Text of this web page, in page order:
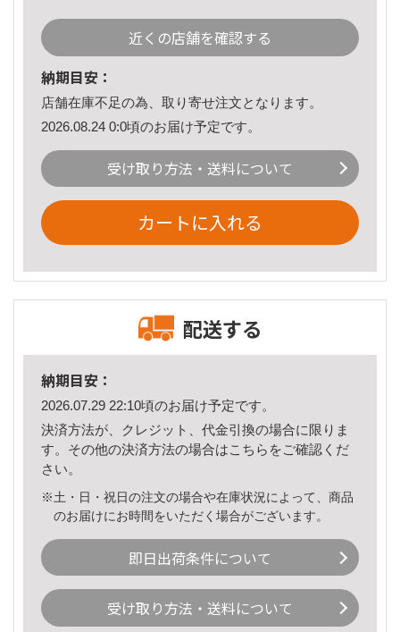
近くの店舗を確認する
納期目安：
店舗在庫不足の為、取り寄せ注文となります。
2026.08.24 0:0頃のお届け予定です。
受け取り方法・送料について
カートに入れる
配送する
納期目安：
2026.07.29 22:10頃のお届け予定です。
決済方法が、クレジット、代金引換の場合に限りま
す。その他の決済方法の場合はこちら をご確認くだ
さい。
※土・日・祝日の注文の場合や在庫状況によって、商品
のお届けにお時間をいただく場合がございます。
即日出荷条件について
受け取り方法・送料について